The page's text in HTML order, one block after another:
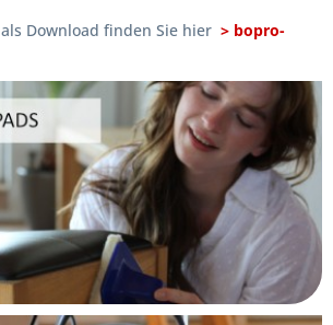
als Download finden Sie hier > bopro-